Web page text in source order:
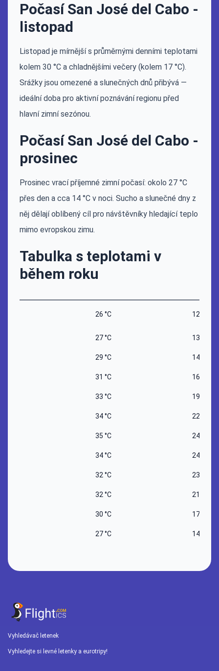
Počasí San José del Cabo -
listopad
Listopad je mírnější s průměrnými denními teplotami
kolem 30 °C a chladnějšími večery (kolem 17 °C).
Srážky jsou omezené a slunečných dnů přibývá —
ideální doba pro aktivní poznávání regionu před
hlavní zimní sezónou.
Počasí San José del Cabo -
prosinec
Prosinec vrací příjemné zimní počasí: okolo 27 °C
přes den a cca 14 °C v noci. Sucho a slunečné dny z
něj dělají oblíbený cíl pro návštěvníky hledající teplo
mimo evropskou zimu.
Tabulka s teplotami v
během roku
26 °C 12 °C
27 °C 13 °C
29 °C 14 °C
31 °C 16 °C
33 °C 19 °C
34 °C 22 °C
35 °C 24 °C
34 °C 24 °C
32 °C 23 °C
32 °C 21 °C
30 °C 17 °C
27 °C 14 °C
Vyhledávač letenek
Vyhledejte si levné letenky a eurotripy!